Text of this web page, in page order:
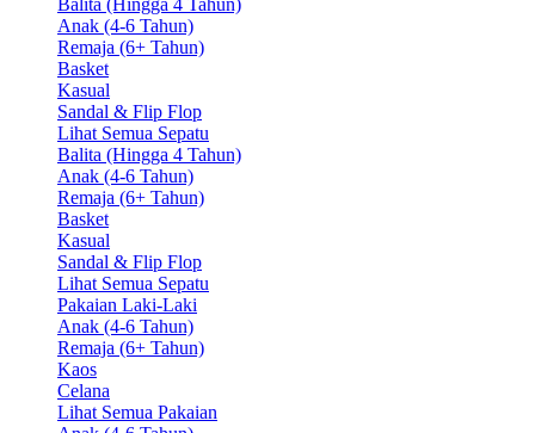
Anak (4-6 Tahun)
Remaja (6+ Tahun)
Basket
Kasual
Sandal & Flip Flop
Lihat Semua Sepatu
Balita (Hingga 4 Tahun)
Anak (4-6 Tahun)
Remaja (6+ Tahun)
Basket
Kasual
Sandal & Flip Flop
Lihat Semua Sepatu
Pakaian Laki-Laki
Anak (4-6 Tahun)
Remaja (6+ Tahun)
Kaos
Celana
Lihat Semua Pakaian